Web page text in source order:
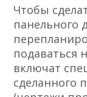
Чтобы
панельного
подаваться
включат
сделанного